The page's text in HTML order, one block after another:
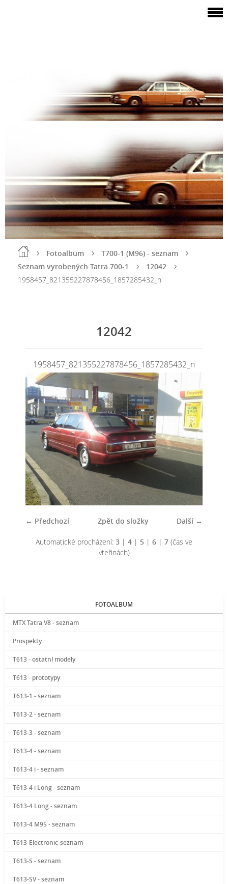
Fotoalbum
T700-1 (M96) - seznam
Seznam vyrobených Tatra 700-1
12042
1958457_821355227878456_1857285432_n
12042
1958457_821355227878456_1857285432_n
← Předchozí Další →
Zpět do složky
Automatické procházení: 3 | 4 | 5 | 6 | 7 (čas ve
vteřinách)
FOTOALBUM
MTX Tatra V8 - seznam
Prospekty
T613 - ostatní modely
T613 - prototypy
T613-1 - seznam
T613-2 - seznam
T613-3 - seznam
T613-4 - seznam
T613-4 i - seznam
T613-4 i Long - seznam
T613-4 Long - seznam
T613-4 M95 - seznam
T613-Electronic-seznam
T613-S - seznam
T613-SV - seznam